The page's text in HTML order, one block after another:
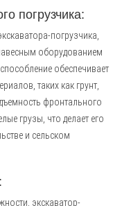
погрузчика:
погрузчика,
оборудованием
обеспечивает
таких как грунт,
фронтального
грузы, что делает его
и сельском
экскаватор-